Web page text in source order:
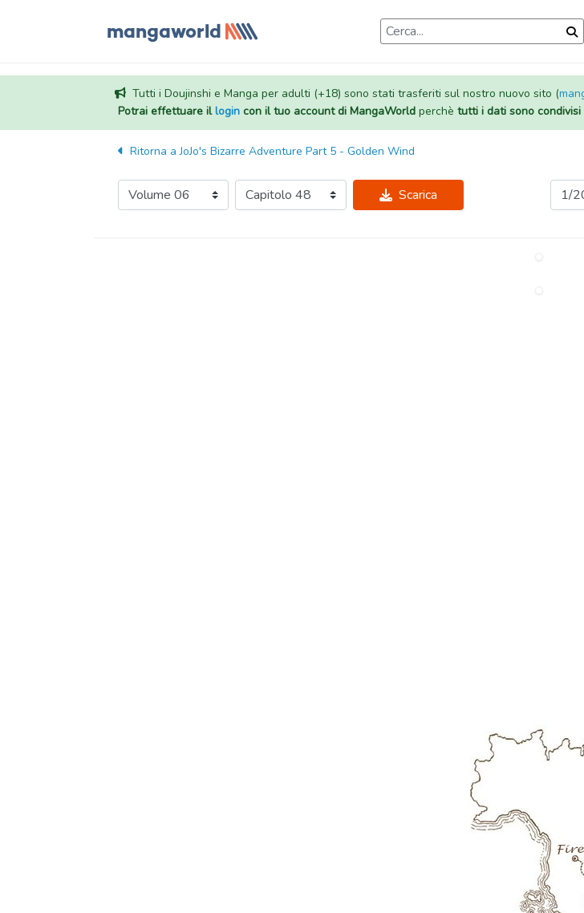
Tutti i Doujinshi e Manga per adulti (+18) sono stati trasferiti sul nostro nuovo sito (
Potrai effettuare illogincon il tuo account di MangaWorldperchè tutti i dati sono condivisi
Ritorna aJoJo's Bizarre Adventure Part 5 - Golden Wind
Scarica